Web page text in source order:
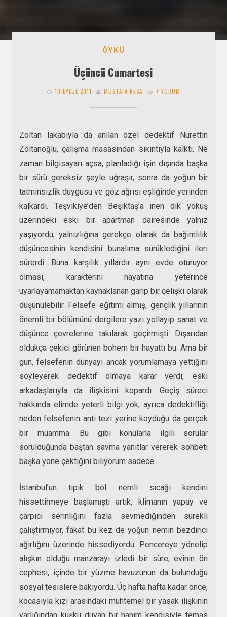
ÖYKÜ
Üçüncü Cumartesi
10 EYLÜL 2011 MUSTAFA RESA 7 YORUM
Zoltan lakabıyla da anılan özel dedektif Nurettin
Zoltanoğlu, çalışma masasından sıkıntıyla kalktı. Ne
zaman bilgisayarı açsa, planladığı işin dışında başka
bir sürü gereksiz şeyle uğraşır, sonra da yoğun bir
tatminsizlik duygusu ve göz ağrısı eşliğinde yerinden
kalkardı. Teşvikiye’den Beşiktaş’a inen dik yokuş
üzerindeki eski bir apartman dairesinde yalnız
yaşıyordu, yalnızlığına gerekçe olarak da bağımlılık
düşüncesinin kendisini bunalıma sürüklediğini ileri
sürerdi. Buna karşılık yıllardır aynı evde oturuyor
olması, karakterini hayatına yeterince
uyarlayamamaktan kaynaklanan garip bir çelişki olarak
düşünülebilir. Felsefe eğitimi almış, gençlik yıllarının
önemli bir bölümünü dergilere yazı yollayıp sanat ve
düşünce çevrelerine takılarak geçirmişti. Dışarıdan
oldukça çekici görünen bohem bir hayattı bu. Ama bir
gün, felsefenin dünyayı ancak yorumlamaya yettiğini
söyleyerek dedektif olmaya karar verdi, eski
arkadaşlarıyla da ilişkisini kopardı. Geçiş süreci
hakkında elimde yeterli bilgi yok, ayrıca dedektifliği
neden felsefenin anti tezi yerine koyduğu da gerçek
bir muamma. Bu gibi konularla ilgili sorular
sorulduğunda baştan savma yanıtlar vererek sohbeti
başka yöne çektiğini biliyorum sadece.
İstanbul’un tipik bol nemli sıcağı kendini
hissettirmeye başlamıştı artık, klimanın yapay ve
çarpıcı serinliğini fazla sevmediğinden sürekli
çalıştırmıyor, fakat bu kez de yoğun nemin bezdirici
ağırlığını üzerinde hissediyordu. Pencereye yönelip
alışkın olduğu manzarayı izledi bir süre, evinin ön
cephesi, içinde bir yüzme havuzunun da bulunduğu
sosyal tesislere bakıyordu. Üç hafta hafta kadar önce,
kocasıyla kızı arasındaki muhtemel bir yasak ilişkinin